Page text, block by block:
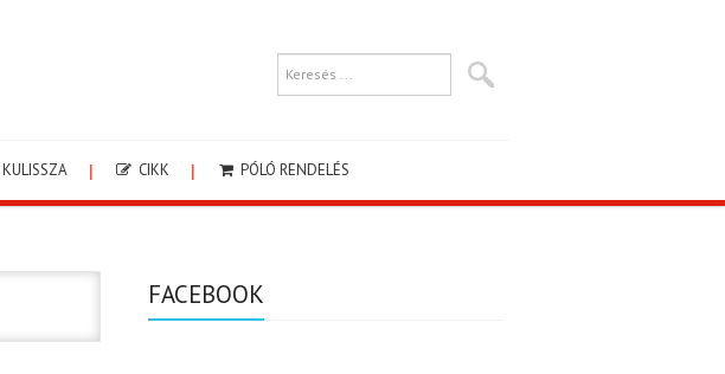
KULISSZA CIKK PÓLÓ RENDELÉS
FACEBOOK